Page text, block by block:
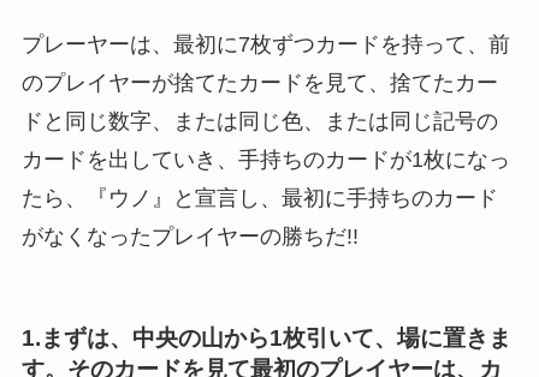
プレーヤーは、最初に7枚ずつカードを持って、前
のプレイヤーが捨てたカードを見て、捨てたカー
ドと同じ数字、または同じ色、または同じ記号の
カードを出していき、手持ちのカードが1枚になっ
たら、『ウノ』と宣言し、最初に手持ちのカード
がなくなったプレイヤーの勝ちだ!!
1.まずは、中央の山から1枚引いて、場に置きま
す。そのカードを見て最初のプレイヤーは、カ